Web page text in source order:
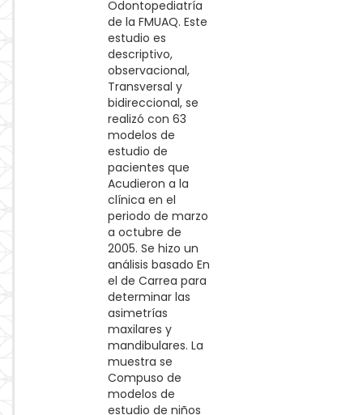
Odontopediatría
de la FMUAQ. Este
estudio es
descriptivo,
observacional,
Transversal y
bidireccional, se
realizó con 63
modelos de
estudio de
pacientes que
Acudieron a la
clínica en el
periodo de marzo
a octubre de
2005. Se hizo un
análisis basado En
el de Carrea para
determinar las
asimetrías
maxilares y
mandibulares. La
muestra se
Compuso de
modelos de
estudio de niños